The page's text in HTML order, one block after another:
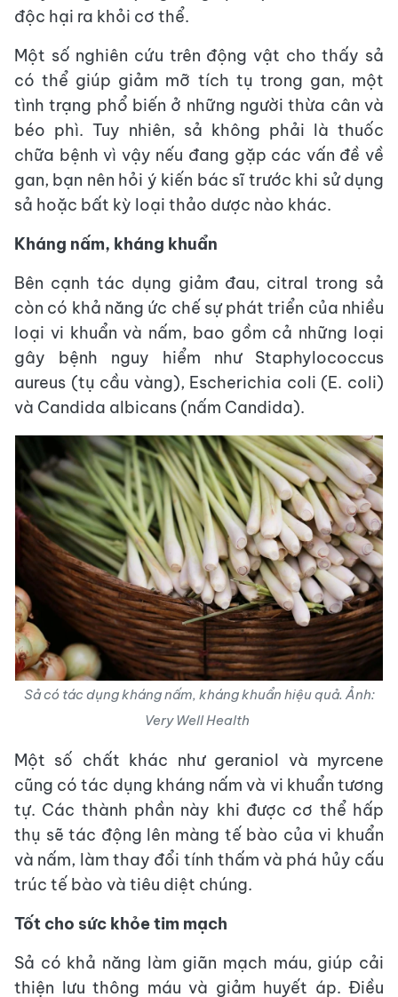
độc hại ra khỏi cơ thể.
Một số nghiên cứu trên động vật cho thấy sả
có thể giúp giảm mỡ tích tụ trong gan, một
tình trạng phổ biến ở những người thừa cân và
béo phì. Tuy nhiên, sả không phải là thuốc
chữa bệnh vì vậy nếu đang gặp các vấn đề về
gan, bạn nên hỏi ý kiến bác sĩ trước khi sử dụng
sả hoặc bất kỳ loại thảo dược nào khác.
Kháng nấm, kháng khuẩn
Bên cạnh tác dụng giảm đau, citral trong sả
còn có khả năng ức chế sự phát triển của nhiều
loại vi khuẩn và nấm, bao gồm cả những loại
gây bệnh nguy hiểm như Staphylococcus
aureus (tụ cầu vàng), Escherichia coli (E. coli)
và Candida albicans (nấm Candida).
Sả có tác dụng kháng nấm, kháng khuẩn hiệu quả. Ảnh:
Very Well Health
Một số chất khác như geraniol và myrcene
cũng có tác dụng kháng nấm và vi khuẩn tương
tự. Các thành phần này khi được cơ thể hấp
thụ sẽ tác động lên màng tế bào của vi khuẩn
và nấm, làm thay đổi tính thấm và phá hủy cấu
trúc tế bào và tiêu diệt chúng.
Tốt cho sức khỏe tim mạch
Sả có khả năng làm giãn mạch máu, giúp cải
thiện lưu thông máu và giảm huyết áp. Điều